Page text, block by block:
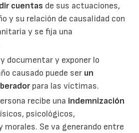
cuentas de sus actuaciones,
y su relación de causalidad con
y se fija una
documentar y exponer lo
causado puede ser un
para las víctimas.
recibe una indemnización
psicológicos,
morales. Se va generando entre